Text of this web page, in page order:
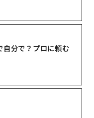
自分で？プロに頼む